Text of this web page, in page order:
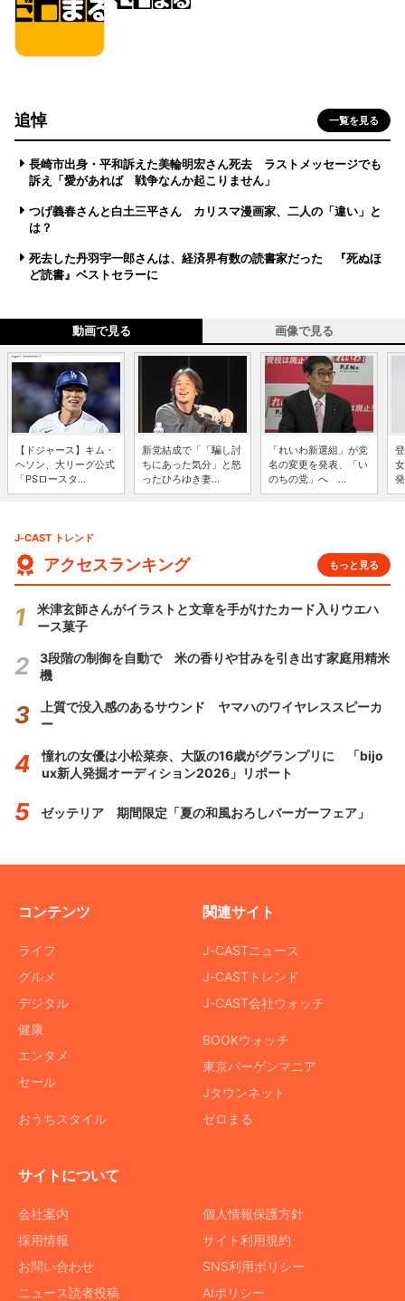
追悼 一覧を見る
長崎市出身・平和訴えた美輪明宏さん死去 ラストメッセージでも
訴え「愛があれば 戦争なんか起こりません」
つげ義春さんと白土三平さん カリスマ漫画家、二人の「違い」と
は？
死去した丹羽宇一郎さんは、経済界有数の読書家だった 『死ぬほ
ど読書』ベストセラーに
動画で見る 画像で見る
【ドジャース】キム・
ヘソン、大リーグ公式
「PSロースタ...
新党結成で「「騙し討
ちにあった気分」と怒
ったひろゆき妻...
「れいわ新選組」が党
名の変更を発表、「い
のちの党」へ ...
J-CAST トレンド
アクセスランキング もっと見る
米津玄師さんがイラストと文章を手がけたカード入りウエハ
ース菓子
3段階の制御を自動で 米の香りや甘みを引き出す家庭用精米
機
上質で没入感のあるサウンド ヤマハのワイヤレススピーカ
ー
憧れの女優は小松菜奈、大阪の16歳がグランプリに 「bijo
ux新人発掘オーディション2026」リポート
ゼッテリア 期間限定「夏の和風おろしバーガーフェア」
コンテンツ
ライフ
グルメ
デジタル
健康
エンタメ
セール
おうちスタイル
関連サイト
J-CASTニュース
J-CASTトレンド
J-CAST会社ウォッチ
BOOKウォッチ
東京バーゲンマニア
Jタウンネット
ゼロまる
サイトについて
会社案内
採用情報
お問い合わせ
ニュース読者投稿
個人情報保護方針
サイト利用規約
SNS利用ポリシー
AIポリシー